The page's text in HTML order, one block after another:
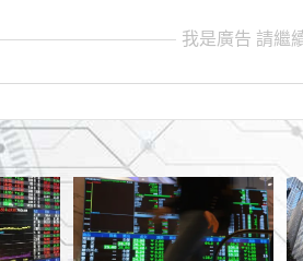
我是廣告 請繼